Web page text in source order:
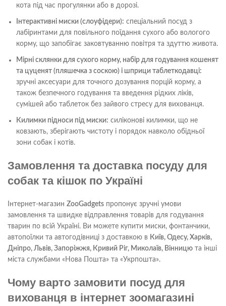
кота під час прогулянки або в дорозі.
Інтерактивні миски (слоуфідери): спеціальний посуд з
лабіринтами для повільного поїдання сухого або вологого
корму, що запобігає заковтуванню повітря та здуттю живота.
Мірні склянки для сухого корму, набір для годування кошенят
та цуценят (пляшечка з соскою) і шприци таблеткодавці:
зручні аксесуари для точного дозування порцій корму, а
також безпечного годування та введення рідких ліків,
сумішей або таблеток без зайвого стресу для вихованця.
Килимки підноси під миски: силіконові килимки, що не
ковзають, зберігають чистоту і порядок навколо обідньої
зони собак і котів.
Замовлення та доставка посуду для
собак та кішок по Україні
Інтернет-магазин ZooGadgets пропонує зручні умови
замовлення та швидке відправлення товарів для годування
тварин по всій Україні. Ви можете купити миски, фонтанчики,
автопоїлки та автогодівниці з доставкою в Київ, Одесу, Харків,
Дніпро, Львів, Запоріжжя, Кривий Ріг, Миколаїв, Вінницю та інші
міста службами «Нова Пошта» та «Укрпошта».
Чому варто замовити посуд для
вихованця в інтернет зоомагазині